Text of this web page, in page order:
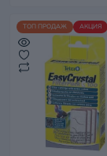
ТОП ПРОДАЖ АКЦИЯ